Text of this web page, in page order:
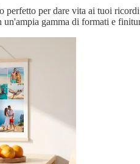
perfetto per dare vita ai tuoi
gamma di formati e